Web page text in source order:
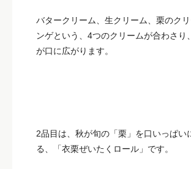
バタークリーム、生クリーム、栗のク
ンゲという、4つのクリームが合わさり
が口に広がります。
2品目は、秋が旬の「栗」を口いっぱい
る、「衣栗ぜいたくロール」です。